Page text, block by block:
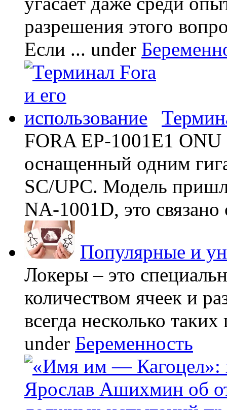
разрешения этого
Если ... under
FORA EP-1001E1 ONU
оснащенный одним
SC/UPC. Модель
NA-1001D, это связано
Популярные и
Локеры – это
количеством ячеек и
всегда несколько
under Беременность